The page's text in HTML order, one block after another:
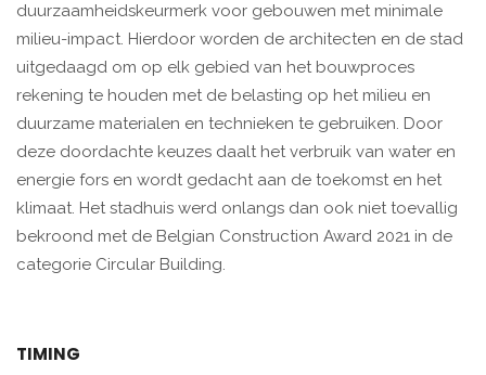
duurzaamheidskeurmerk voor gebouwen met minimale
milieu-impact. Hierdoor worden de architecten en de stad
uitgedaagd om op elk gebied van het bouwproces
rekening te houden met de belasting op het milieu en
duurzame materialen en technieken te gebruiken. Door
deze doordachte keuzes daalt het verbruik van water en
energie fors en wordt gedacht aan de toekomst en het
klimaat. Het stadhuis werd onlangs dan ook niet toevallig
bekroond met de Belgian Construction Award 2021 in de
categorie Circular Building.
TIMING